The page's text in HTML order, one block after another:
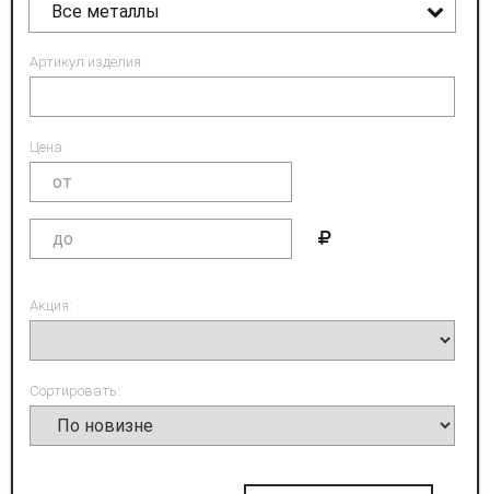
Все металлы
Артикул изделия:
Цена:
Акция:
Сортировать: